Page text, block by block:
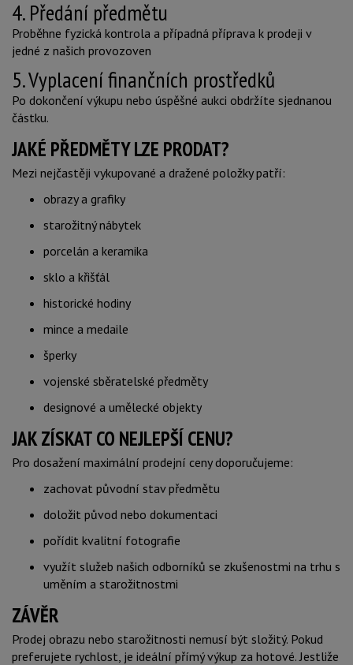
4. Předání předmětu
Proběhne fyzická kontrola a případná příprava k prodeji v
jedné z našich provozoven
5. Vyplacení finančních prostředků
Po dokončení výkupu nebo úspěšné aukci obdržíte sjednanou
částku.
JAKÉ PŘEDMĚTY LZE PRODAT?
Mezi nejčastěji vykupované a dražené položky patří:
obrazy a grafiky
starožitný nábytek
porcelán a keramika
sklo a křišťál
historické hodiny
mince a medaile
šperky
vojenské sběratelské předměty
designové a umělecké objekty
JAK ZÍSKAT CO NEJLEPŠÍ CENU?
Pro dosažení maximální prodejní ceny doporučujeme:
zachovat původní stav předmětu
doložit původ nebo dokumentaci
pořídit kvalitní fotografie
využít služeb našich odborníků se zkušenostmi na trhu s
uměním a starožitnostmi
ZÁVĚR
Prodej obrazu nebo starožitnosti nemusí být složitý. Pokud
preferujete rychlost, je ideální přímý výkup za hotové. Jestliže